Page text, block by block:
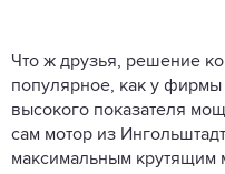
Что ж друзья, решение
популярное, как у фирмы
высокого показателя
сам мотор из
максимальным крутящим